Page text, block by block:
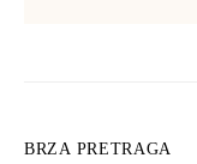
BRZA PRETRAGA